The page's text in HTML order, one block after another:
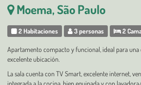
Moema, São Paulo
2 Habitaciones 3 personas 2
Apartamento compacto y funcional, ideal para una
excelente ubicación.
La sala cuenta con TV Smart, excelente internet,
integrada a la cocina, bien equipada y con